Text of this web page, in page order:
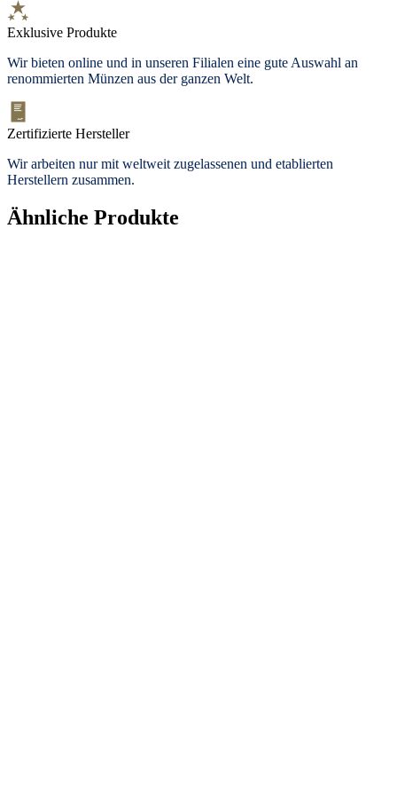
Exklusive Produkte
Wir bieten online und in unseren Filialen eine gute Auswahl an
renommierten Münzen aus der ganzen Welt.
Zertifizierte Hersteller
Wir arbeiten nur mit weltweit zugelassenen und etablierten
Herstellern zusammen.
Ähnliche Produkte